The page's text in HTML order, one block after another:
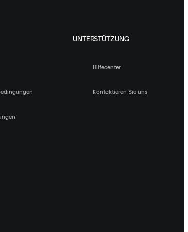
UNTERSTÜTZUNG
Hilfecenter
Kontaktieren Sie uns